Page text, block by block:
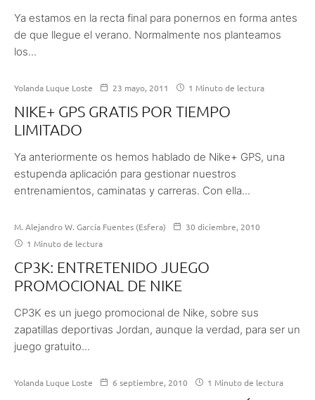
Ya estamos en la recta final para ponernos en forma antes
de que llegue el verano. Normalmente nos planteamos
los...
Yolanda Luque Loste 23 mayo, 2011 1 Minuto de lectura
NIKE+ GPS GRATIS POR TIEMPO
LIMITADO
Ya anteriormente os hemos hablado de Nike+ GPS, una
estupenda aplicación para gestionar nuestros
entrenamientos, caminatas y carreras. Con ella...
M. Alejandro W. García Fuentes (Esfera)
30 diciembre, 2010
1 Minuto de lectura
CP3K: ENTRETENIDO JUEGO
PROMOCIONAL DE NIKE
CP3K es un juego promocional de Nike, sobre sus
zapatillas deportivas Jordan, aunque la verdad, para ser un
juego gratuito...
Yolanda Luque Loste 6 septiembre, 2010 1 Minuto de lectura